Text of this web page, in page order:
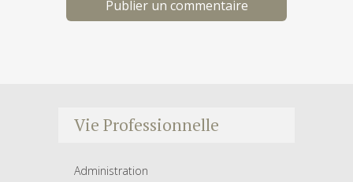
Vie Professionnelle
Administration